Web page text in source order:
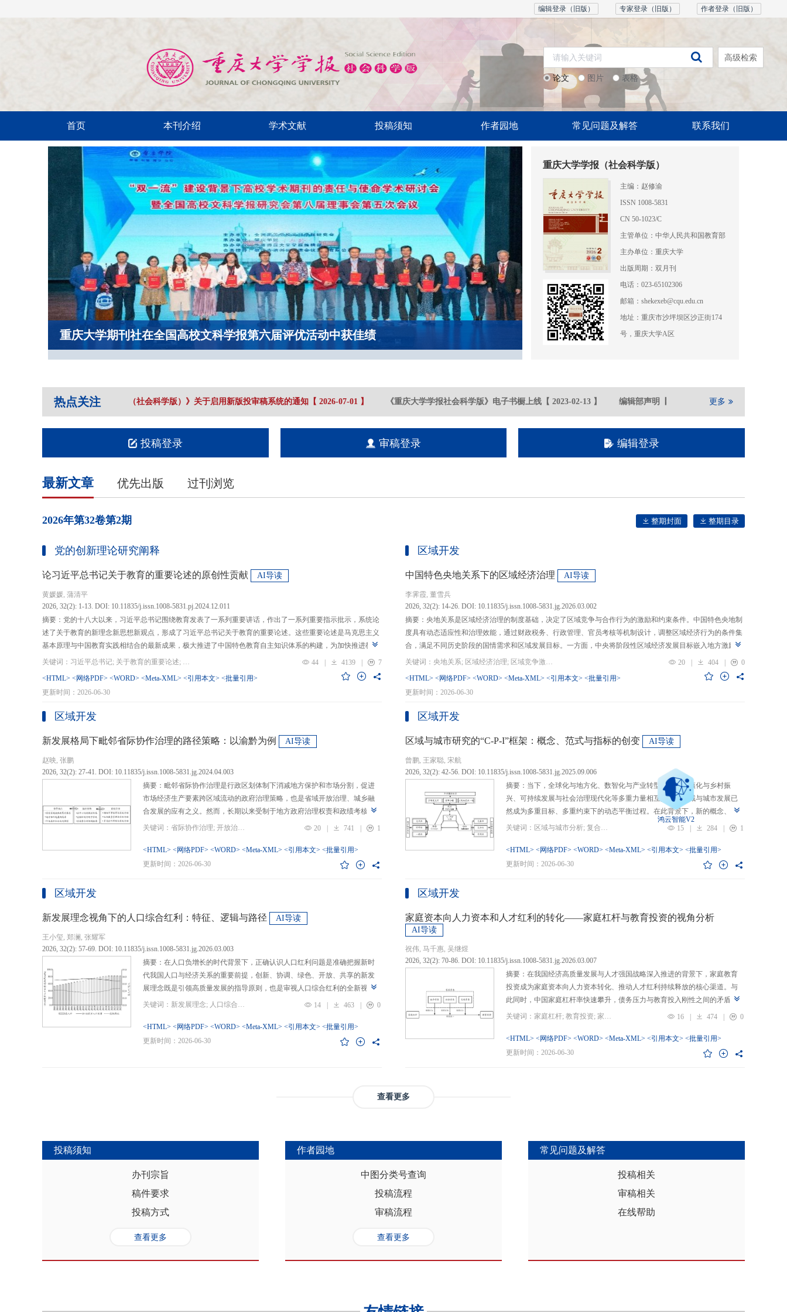
作者登录（旧版）
专家登录（旧版）
编辑登录（旧版）
论文 图片 表格
高级检索
首页 本刊介绍 学术文献 投稿须知 作者园地 常见问题及解答 联系我们
重庆大学期刊社在全国高校文科学报第六届评优活动中获佳绩
重庆大学学报（社会科学版）
主编：赵修渝
ISSN 1008-5831
CN 50-1023/C
主管单位：中华人民共和国教育部
主办单位：重庆大学
出版周期：双月刊
电话：023-65102306
邮箱：shekexeb@cqu.edu.cn
地址：重庆市沙坪坝区沙正街174
号，重庆大学A区
热点关注
《重庆大学学报（社会科学版）》关于启用新版投审稿系统的通知【 2026-07-01】 《重庆大学学报社会科学版》电子书橱上线【 2023-02-13】 编辑部声明【 】 重庆大学期刊
更多
投稿登录 审稿登录 编辑登录
最新文章 优先出版 过刊浏览
2026年第32卷第2期 整期封面 整期目录
党的创新理论研究阐释
论习近平总书记关于教育的重要论述的原创性贡献 AI导读
黄媛媛, 蒲清平
2026, 32(2): 1-13. DOI: 10.11835/j.issn.1008-5831.pj.2024.12.011
摘要：党的十八大以来，习近平总书记围绕教育发表了一系列重要讲话，作出了一系列重要指示批示，系统论
述了关于教育的新理念新思想新观点，形成了习近平总书记关于教育的重要论述。这些重要论述是马克思主义
基本原理与中国教育实践相结合的最新成果，极大推进了中国特色教育自主知识体系的构建，为加快推进教育
现代化、建设教育强国提供了强大思想武器和行动指南，作出了重大原创性贡献。这些原创性贡献主要体现
在：第一，从价值论角度明确了教育在党和国家事业发展全局中的战略定位，从政治价值、经济价值、文化价
值、社会价值、创新价值等五个方面创新性回答了新时代“为什么办教育”的战略问题；第二，从认识论角度赋
予了新时代教育发展的多重内涵，深刻揭示其根本性质、根本保证、根本任务、时代使命、最终目的，创新性
回答了新时代“办什么样的教育”的根本问题；第三，从方法论角度立足基本国情遵循教育规律，提出了深化教
育改革创新的总体思路和战略部署，涵盖教育地位的确立、教育道路的选择、教育动力的激发、教育路径的规
划以及教育主体的培育，创新性回答了新时代“怎么办教育”的实践问题。
关键词：习近平总书记; 关于教育的重要论述; 教育强国; 《论教育》; 教育新质生产力; 教育人工智能 44 | 4139 |
7
<HTML> <网络PDF> <WORD> <Meta-XML> <引用本文> <批量引用>
更新时间：2026-06-30
区域开发
中国特色央地关系下的区域经济治理 AI导读
李霁霞, 董雪兵
2026, 32(2): 14-26. DOI: 10.11835/j.issn.1008-5831.jg.2026.03.002
摘要：央地关系是区域经济治理的制度基础，决定了区域竞争与合作行为的激励和约束条件。中国特色央地制
度具有动态适应性和治理效能，通过财政税务、行政管理、官员考核等机制设计，调整区域经济行为的条件集
合，满足不同历史阶段的国情需求和区域发展目标。一方面，中央将阶段性区域经济发展目标嵌入地方激励机
制，引导区域竞争策略转变，包括竞争标的从“为增长而竞争”转向“为发展而竞争”，支出行为从“重建设、轻民
生”转向“基本公共服务均等化”，发展模式从“地方保护”转向“发挥比较优势”，以区域竞争激励和竞争策略优化
提升区域经济治理效率。另一方面，中央通过对口支援、一体化合作、主体功能区建设等制度安排，在保留区
域竞争激励的同时，降低区域合作成本，提高区域合作收益，形成优势互补、规模效益最大化、外部性内部化
等跨区域合作模式，实现国家治理和区域治理效率的统一。在区域经济格局深刻变革与国内发展目标转型升级
的背景下，区域经济治理面临新形势与新挑战。未来区域经济治理研究应聚焦数字时代区域协调发展、因地制
宜发展新质生产力、构建全国统一大市场等重大现实问题，从新治理主体、新发展目标、新治理工具等维度深
化探索，进一步丰富和完善中国特色区域经济治理理论体系，为新时代区域协调发展与区域高质量发展提供学
理支撑。
关键词：央地关系; 区域经济治理; 区域竞争激励; 跨区域合作 20 | 404 |
0
<HTML> <网络PDF> <WORD> <Meta-XML> <引用本文> <批量引用>
更新时间：2026-06-30
区域开发
新发展格局下毗邻省际协作治理的路径策略：以渝黔为例 AI导读
赵映, 张鹏
2026, 32(2): 27-41. DOI: 10.11835/j.issn.1008-5831.jg.2024.04.003
摘要：毗邻省际协作治理是行政区划体制下消减地方保护和市场分割，促进
市场经济生产要素跨区域流动的政府治理策略，也是省域开放治理、城乡融
合发展的应有之义。然而，长期以来受制于地方政府治理权责和政绩考核的
行政区划界限，以及竞争性发展博弈中日渐固化的地方利益，毗邻省际协作
内需、畅通经济循环、建设全国统一大市场的政策导向，为毗邻省际协作治
理提供了新的机遇，借此探析其路径策略是构建新发展格局的内在要求和重
例，采用半结构化访谈法收集数据资料，探析新发展格局下毗邻省际协作治
理的路径策略。研究表明，毗邻省际协作治理是毗邻省（自治区、直辖市）
达成多向度的系统性治理行动过程。新发展格局下毗邻省际协作治理的路径
策略首先是厘清国家战略政策要求、省际协作发展需要，以及市场主体和民
众期望，凝聚利益相关主体的协作治理共识，明确毗邻省际协作治理是省域
开放治理必须积极作为的必答题。其次，统筹衔接国家战略政策与省域治理
规划，构建去中心化的组织结构总体布局，下好毗邻协作先行示范区创建、
网络协同治理的比较优势和互补功能，牵住“牛鼻子”工程，着重优化开放协作
机制和生态共保联治，促进基础设施和基本公共服务一体化，推动产业链整
关键词：省际协作治理; 开放治理; 行政区划; 统一大市场; 新发展格局 20 | 741 | 1
<HTML> <网络PDF> <WORD> <Meta-XML> <引用本文> <批量引用>
更新时间：2026-06-30
区域开发
区域与城市研究的“C-P-I”框架：概念、范式与指标的创变 AI导读
曾鹏, 王家聪, 宋航
2026, 32(2): 42-56. DOI: 10.11835/j.issn.1008-5831.jg.2025.09.006
摘要：当下，全球化与地方化、数智化与产业转型、新型城镇化与乡村振
兴、可持续发展与社会治理现代化等多重力量相互交织，区域与城市发展已
然成为多重目标、多重约束下的动态平衡过程。在此背景下，新的概念、新
的要求、新的范围不断涌现，形成了以“A视角下的B”“面向A的B”“基于A的B”
而是蕴含了新的目标要求、关系规范或作用范围，代表了对区域与城市复杂
问题的新认知。然而，目前学术界对于这类复杂概念的综合评价研究相对滞
概念内涵关键方面，也缺乏系统检验。对此，文章提出区域与城市研究的“C-
重一致性，即确保概念界定与测量操作的逻辑统一。其次，在指标体系科学
构建上，采用多维交叉原则，深入交叉单元层面进行刻画；层级分解原则，
建立从目的层到场景层、要素层、观测层、指标层和说明层的系统结构；应
然实然一体原则，实现理论理想与现实测量的统一。最后，在具体指标可信
选择上，强调完备性，全面覆盖概念内涵；强调复合性，体现概念的交叉交
架不仅提供了评价复杂概念的工具，更蕴含促进复杂概念发现与再生产的机
制，能够推动区域分析从传统的、相对静态的、单一维度的模式，向更加动
关键词：区域与城市分析; 复合概念; “C-P-I”框架; 指标体系 15 | 284 | 1
<HTML> <网络PDF> <WORD> <Meta-XML> <引用本文> <批量引用>
更新时间：2026-06-30
区域开发
新发展理念视角下的人口综合红利：特征、逻辑与路径 AI导读
王小玺, 郑澜, 张耀军
2026, 32(2): 57-69. DOI: 10.11835/j.issn.1008-5831.jg.2026.03.003
摘要：在人口负增长的时代背景下，正确认识人口红利问题是准确把握新时
代我国人口与经济关系的重要前提，创新、协调、绿色、开放、共享的新发
展理念既是引领高质量发展的指导原则，也是审视人口综合红利的全新视
角。从内涵特征看，新时代的人口综合红利理论是在发展基础、核心理念和
位和发展进程，以人口数量、结构、素质、分布等人口条件为基础，以新发
展理念为导向，通过政策措施的适应性调整从而培育、巩固和收获人口优
中，既要立足当下人口负增长的现实，充分挖掘和利用现有人口条件，也要
放眼未来人口发展趋势，积极挖掘、培育人口结构优化红利、人口素质提升
红利和人口合理分布红利，以相关政策制度的调整完善为路径，引导人口发
展符合创新、协调、绿色、开放、共享的理念需求，积极回应人口发展的趋
势性特征和高质量发展的目标任务，通过进一步完善生育养老政策、推进教
育强国建设、优化城镇格局体系，以人口与经济高质量发展支撑中国式现代
关键词：新发展理念; 人口综合红利; 高质量发展; 人口政策; 中国式现代化 14 | 463 | 0
<HTML> <网络PDF> <WORD> <Meta-XML> <引用本文> <批量引用>
更新时间：2026-06-30
区域开发
家庭资本向人力资本和人才红利的转化——家庭杠杆与教育投资的视角分析
AI导读
祝伟, 马千惠, 吴继煜
2026, 32(2): 70-86. DOI: 10.11835/j.issn.1008-5831.jg.2026.03.007
摘要：在我国经济高质量发展与人才强国战略深入推进的背景下，家庭教育
投资成为家庭资本向人力资本转化、推动人才红利持续释放的核心渠道。与
此同时，中国家庭杠杆率快速攀升，债务压力与教育投入刚性之间的矛盾日
益凸显，二者的互动关系直接关系到人力资本积累效率、教育公平与家庭金
育投资的作用机制，且普遍忽视家庭经济、社会、文化资本的综合调节效应
与多维度异质性特征。基于此，文章利用2017年和2019年中国家庭金融调查
弱，表明资本充裕家庭可依靠自有资源满足教育需求，降低对债务融资的依
赖。第三，异质性分析结果显示，债务多元化水平较低、主要依赖内源融资
以及城镇的家庭在杠杆上升时更倾向于增加更多的教育投资。第四，进一步
讨论后发现，家庭杠杆与教育投资之间存在倒“U”型的非线性关系，当家庭财
务压力较轻时，杠杆上升会促使家庭增加教育投入，但财务负担过重时则导
致教育支出削减，说明适度杠杆可缓解流动性约束并支撑教育投入，而过度
关键词：家庭杠杆; 教育投资; 家庭资本; 家庭债务结构; CHFS 16 | 474 | 0
<HTML> <网络PDF> <WORD> <Meta-XML> <引用本文> <批量引用>
更新时间：2026-06-30
查看更多
投稿须知
办刊宗旨
稿件要求
投稿方式
查看更多
作者园地
中图分类号查询
投稿流程
审稿流程
查看更多
常见问题及解答
投稿相关
审稿相关
在线帮助
鸿云智能V2